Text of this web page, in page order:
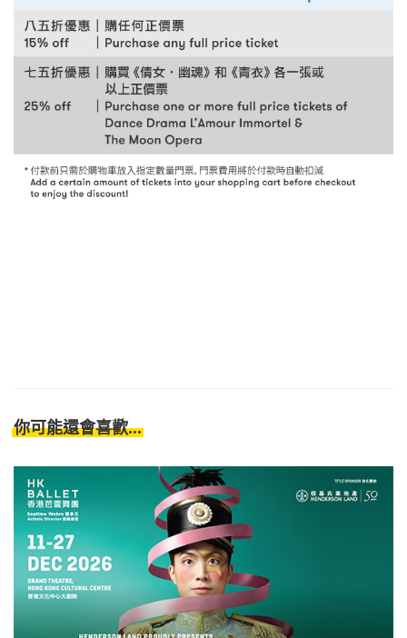
你可能還會喜歡...